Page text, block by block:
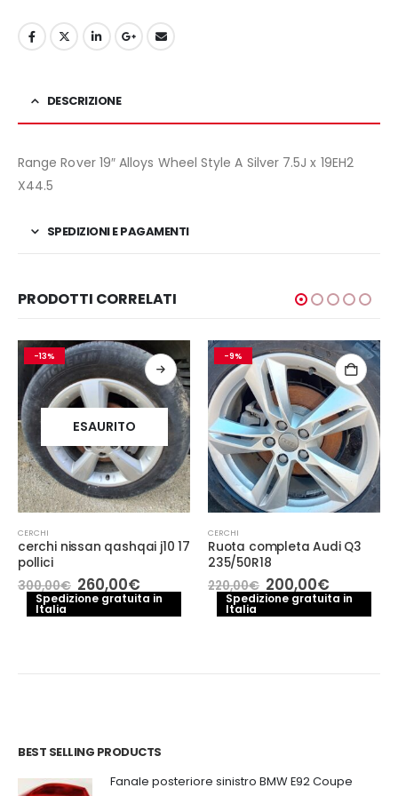
DESCRIZIONE
Range Rover 19″ Alloys Wheel Style A Silver 7.5J x 19EH2
X44.5
SPEDIZIONI E PAGAMENTI
PRODOTTI CORRELATI
-13%
ESAURITO
CERCHI
cerchi nissan qashqai j10 17
pollici
300,00€ Il
prezzo
originale
260,00€Il
prezzo
attuale
Spedizione gratuita in
Italia
-9%
CERCHI
Ruota completa Audi Q3
235/50R18
220,00€ Il
prezzo
originale
200,00€Il
prezzo
attuale
Spedizione gratuita in
Italia
BEST SELLING PRODUCTS
Fanale posteriore sinistro BMW E92 Coupe